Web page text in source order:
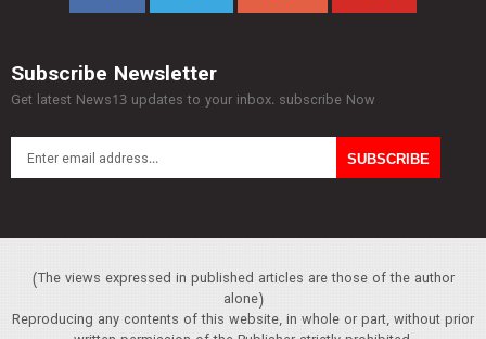
Subscribe Newsletter
Get latest News13 updates to your inbox. subscribe Now
(The views expressed in published articles are those of the author
alone)
Reproducing any contents of this website, in whole or part, without prior